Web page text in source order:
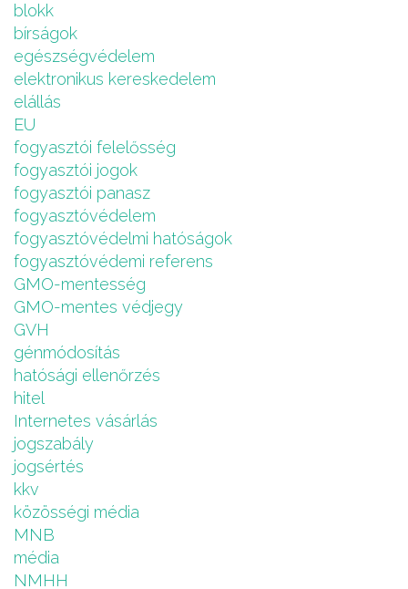
blokk
bírságok
egészségvédelem
elektronikus kereskedelem
elállás
EU
fogyasztói felelősség
fogyasztói jogok
fogyasztói panasz
fogyasztóvédelem
fogyasztóvédelmi hatóságok
fogyasztóvédemi referens
GMO-mentesség
GMO-mentes védjegy
GVH
génmódosítás
hatósági ellenőrzés
hitel
Internetes vásárlás
jogszabály
jogsértés
kkv
közösségi média
MNB
média
NMHH